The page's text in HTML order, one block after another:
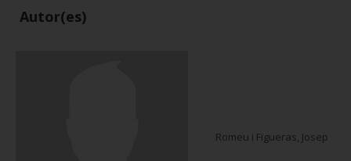
Autor(es)
Romeu i Figueras, Josep